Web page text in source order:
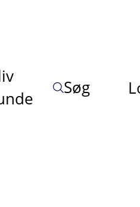
Søg